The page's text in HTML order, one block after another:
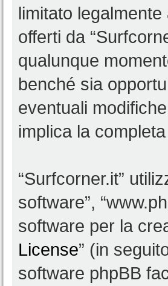
limitato
offerti da
qualunque
benché sia
eventuali
implica la
“Surfcorner.it”
software”,
software per la
License” (in
software phpBB